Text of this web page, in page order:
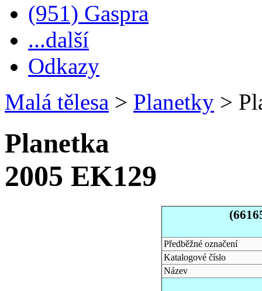
(951) Gaspra
...další
Odkazy
Malá tělesa > Planetky >
Planetka
2005 EK129
Předběžné označení
Katalogové číslo
Název